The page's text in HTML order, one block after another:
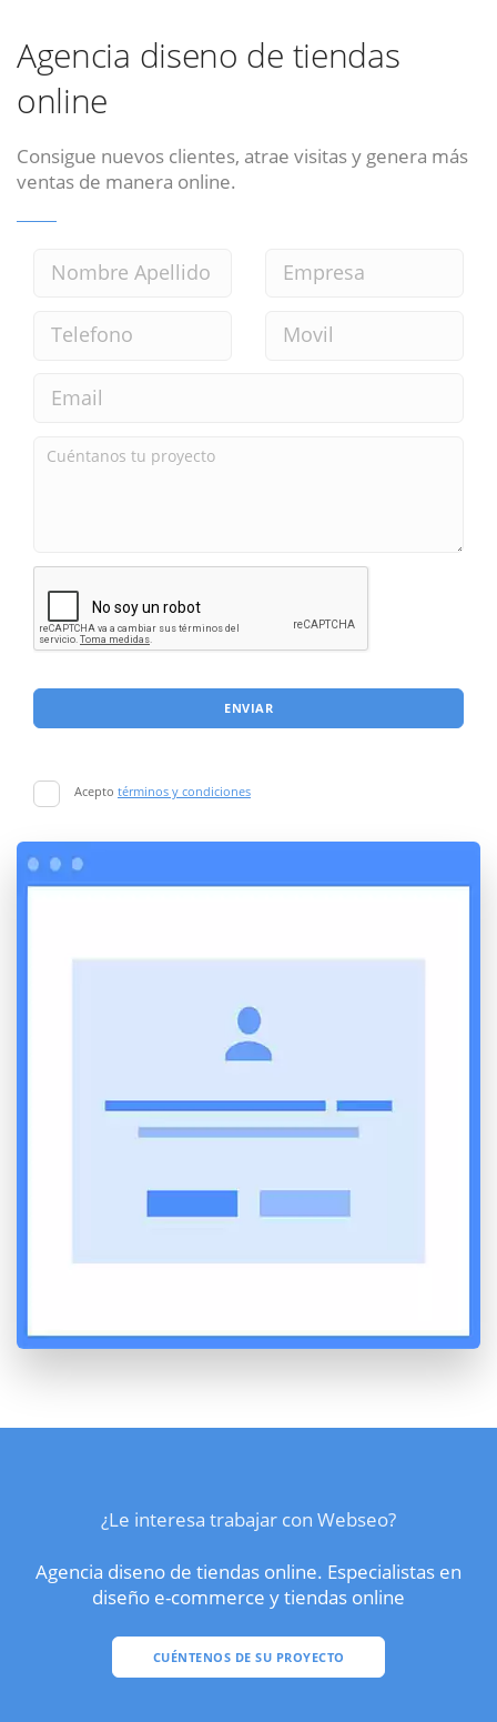
Agencia diseno de tiendas
online
Consigue nuevos clientes, atrae visitas y genera más
ventas de manera online.
ENVIAR
Acepto términos y condiciones
¿Le interesa trabajar con Webseo?
Agencia diseno de tiendas online. Especialistas en
diseño e-commerce y tiendas online
CUÉNTENOS DE SU PROYECTO